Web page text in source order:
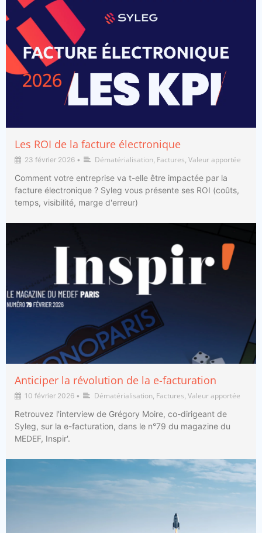
Les ROI de la facture électronique
23 février 2026 • Dématérialisation Factures ,Valeur apportée
Comment votre entreprise va t-elle être impactée par la
facture électronique ? Syleg vous présente ses ROI (coûts,
temps, visibilité, marge d'erreur)
Anticiper la révolution de la e-facturation
10 février 2026 • Dématérialisation, Factures,Valeur apportée
Retrouvez l'interview de Grégory Moire, co-dirigeant de
Syleg, sur la e-facturation, dans le n°79 du magazine du
MEDEF, Inspir'.